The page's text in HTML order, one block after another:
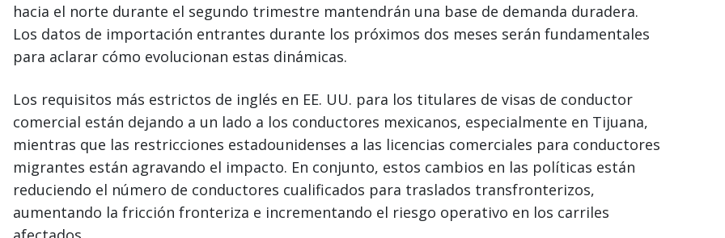
hacia el norte durante el segundo trimestre mantendrán una base de demanda duradera.
Los datos de importación entrantes durante los próximos dos meses serán fundamentales
para aclarar cómo evolucionan estas dinámicas.
Los requisitos más estrictos de inglés en EE. UU. para los titulares de visas de conductor
comercial están dejando a un lado a los conductores mexicanos, especialmente en Tijuana,
mientras que las restricciones estadounidenses a las licencias comerciales para conductores
migrantes están agravando el impacto. En conjunto, estos cambios en las políticas están
reduciendo el número de conductores cualificados para traslados transfronterizos,
aumentando la fricción fronteriza e incrementando el riesgo operativo en los carriles